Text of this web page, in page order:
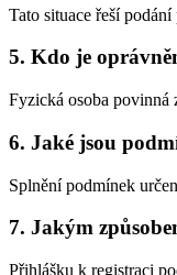
Tato situace řeší
5. Kdo je
Fyzická osoba povinná
6. Jaké jsou
Splnění podmínek
7. Jakým
Přihlášku k registraci